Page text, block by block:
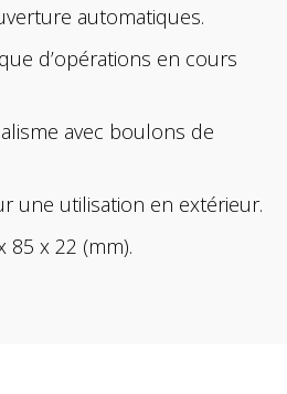
automatiques.
d’opérations en cours
avec boulons de
une utilisation en extérieur.
85 x 22 (mm).